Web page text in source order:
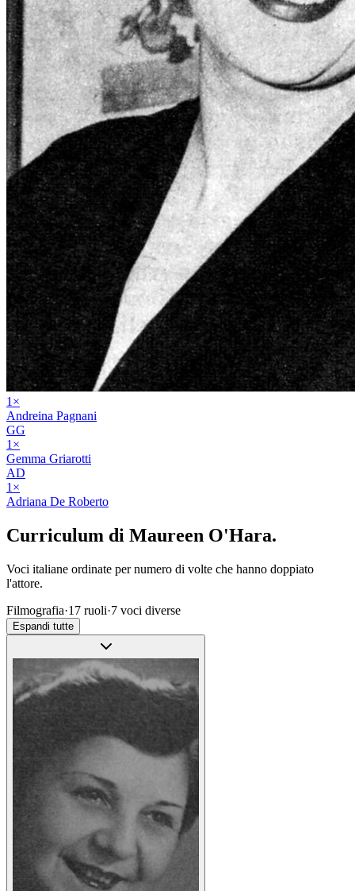
1 ×
Andreina Pagnani
GG
1 ×
Gemma Griarotti
AD
1 ×
Adriana De Roberto
Curriculum di Maureen O'Hara.
Voci italiane ordinate per numero di volte che hanno doppiato
l'attore.
Filmografia·17 ruoli·7 voci diverse
Espandi tutte